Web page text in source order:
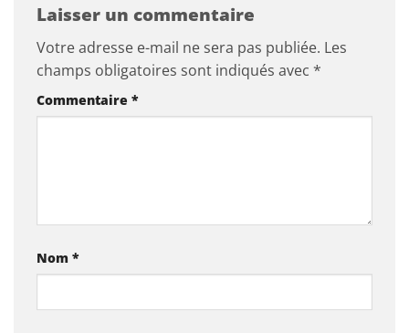
Laisser un commentaire
Votre adresse e-mail ne sera pas publiée. Les
champs obligatoires sont indiqués avec *
Commentaire *
Nom *